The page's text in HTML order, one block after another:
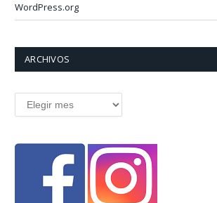
WordPress.org
ARCHIVOS
Archivos